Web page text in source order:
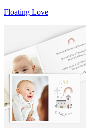
Floating Love